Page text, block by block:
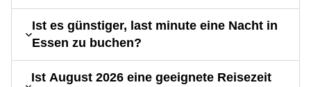
Ist es günstiger, last minute eine Nacht in
Essen zu buchen?
Ist August 2026 eine geeignete Reisezeit